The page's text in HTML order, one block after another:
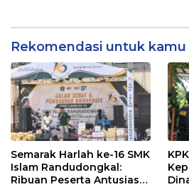
Rekomendasi untuk kamu
Semarak Harlah ke-16 SMK
Islam Randudongkal:
Ribuan Peserta Antusias